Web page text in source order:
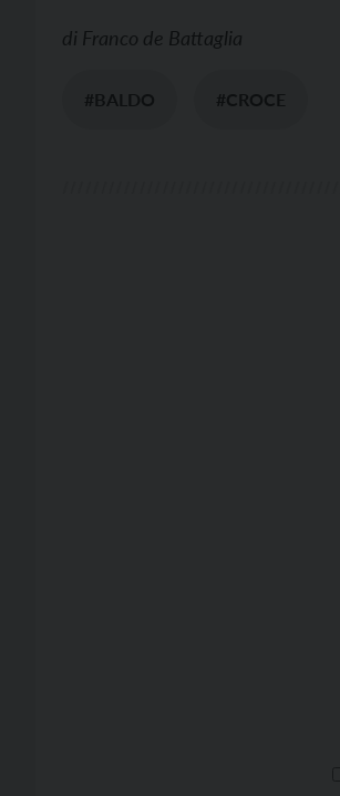
di Franco de Battaglia
#BALDO #CROCE